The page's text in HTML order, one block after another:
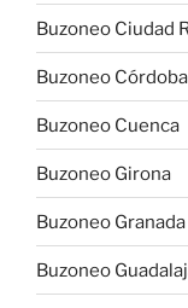
Buzoneo Ciudad
Buzoneo Córdoba
Buzoneo Cuenca
Buzoneo Girona
Buzoneo Granada
Buzoneo